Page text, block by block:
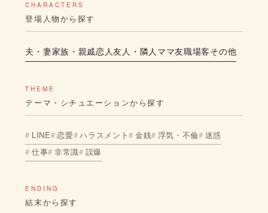
CHARACTERS
登場人物から探す
夫・妻家族・親戚恋人友人・隣人 ママ友職場客その他
THEME
テーマ・シチュエーションから探す
LINE 恋愛 ハラスメント 金銭 浮気・不倫 迷惑
仕事 非常識 誤爆
ENDING
結末から探す